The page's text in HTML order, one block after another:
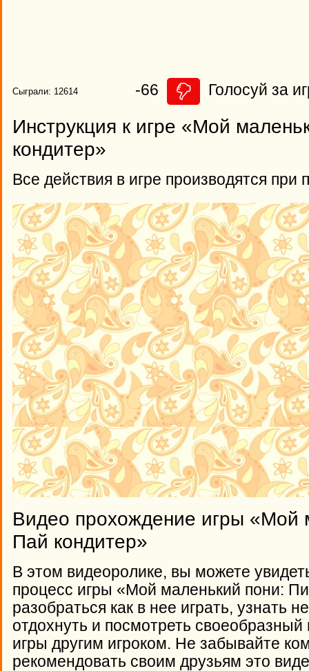
Сыграли: 12614 -66 Голосуй за
Инструкция к игре «Мой
кондитер»
Все действия в игре производятся
Видео прохождение игры «Мой
Пай кондитер»
В этом видеоролике, вы можете
процесс игры «Мой маленький пони:
разобраться как в нее играть, узнать
отдохнуть и посмотреть
игры другим игроком. Не забывайте
рекомендовать своим друзьям это